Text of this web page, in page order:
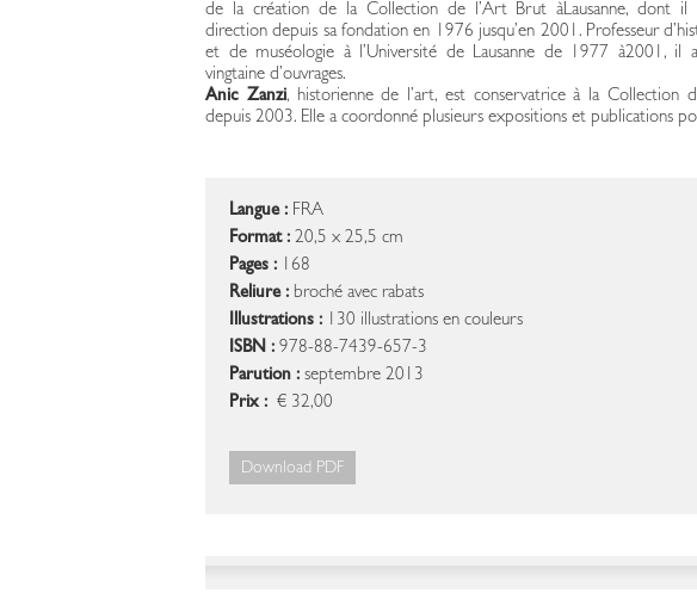
de la création de la Collection de l’Art Brut àLausanne, dont il
direction depuis sa fondation en 1976 jusqu’en 2001. Professeur
et de muséologie à l’Université de Lausanne de 1977 à2001, il
vingtaine d’ouvrages.
Anic Zanzi, historienne de l’art, est conservatrice à la Collection
depuis 2003. Elle a coordonné plusieurs expositions et publications
Langue : FRA
Format : 20,5 x 25,5 cm
Pages : 168
Reliure : broché avec rabats
Illustrations : 130 illustrations en couleurs
ISBN : 978-88-7439-657-3
Parution : septembre 2013
Prix : € 32,00
Download PDF